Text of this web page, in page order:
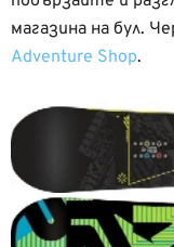
магазина на бул.
Adventure Shop.